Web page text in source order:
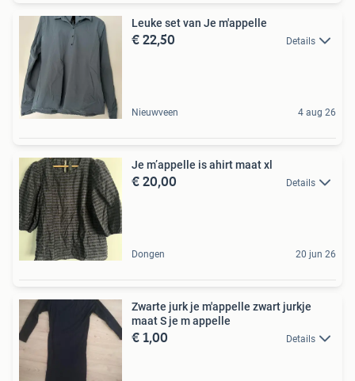
Leuke set van Je m'appelle
€ 22,50 Details
Nieuwveen 4 aug 26
Je m’appelle is ahirt maat xl
€ 20,00 Details
Dongen 20 jun 26
Zwarte jurk je m'appelle zwart jurkje
maat S je m appelle
€ 1,00 Details